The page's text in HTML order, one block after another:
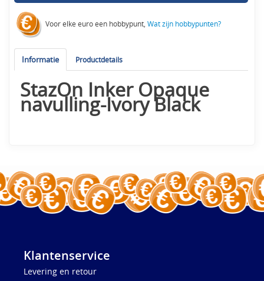
Voor elke euro een hobbypunt,Wat zijn hobbypunten?
Informatie Productdetails
StazOn Inker Opaque
navulling-Ivory Black
Klantenservice
Levering en retour